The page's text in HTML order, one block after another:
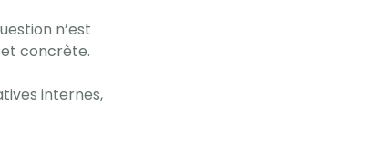
n’est
concrète.
internes,